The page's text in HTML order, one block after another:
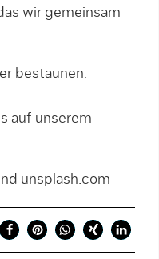
wir gemeinsam
bestaunen:
auf unserem
unsplash.com